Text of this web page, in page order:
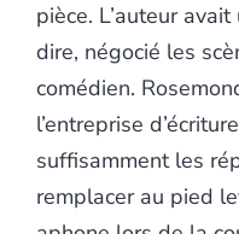
pièce. L’auteur
dire, négocié les
comédien.
l’entreprise
suffisamment les
remplacer au pied